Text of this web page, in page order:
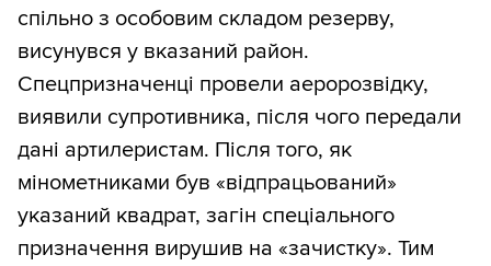
спільно з особовим складом резерву,
висунувся у вказаний район.
Спецпризначенці провели аеророзвідку,
виявили супротивника, після чого передали
дані артилеристам. Після того, як
мінометниками був «відпрацьований»
указаний квадрат, загін спеціального
призначення вирушив на «зачистку». Тим